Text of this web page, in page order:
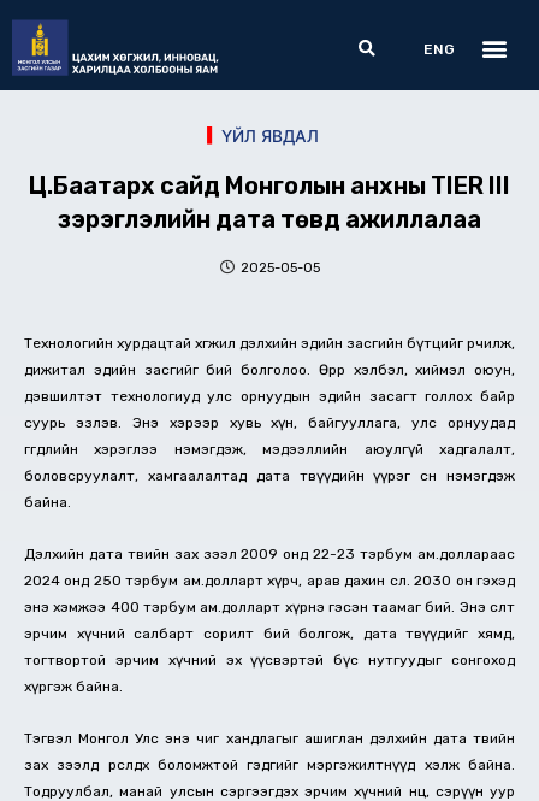
content
Search
ENG
ҮЙЛ ЯВДАЛ
Ц.Баатархүү сайд Монголын анхны TIER III
зэрэглэлийн дата төвд ажиллалаа
2025-05-05
Технологийн хурдацтай хөгжил дэлхийн эдийн засгийн бүтцийг өөрчилж,
дижитал эдийн засгийг бий болголоо. Өөрөөр хэлбэл, хиймэл оюун,
дэвшилтэт технологиуд улс орнуудын эдийн засагт голлох байр
суурь эзлэв. Энэ хэрээр хувь хүн, байгууллага, улс орнуудад
өгөгдлийн хэрэглээ нэмэгдэж, мэдээллийн аюулгүй хадгалалт,
боловсруулалт, хамгаалалтад дата төвүүдийн үүрэг өсөн нэмэгдэж
байна.
Дэлхийн дата төвийн зах зээл 2009 онд 22-23 тэрбум ам.доллараас
2024 онд 250 тэрбум ам.долларт хүрч, арав дахин өслөө. 2030 он гэхэд
энэ хэмжээ 400 тэрбум ам.долларт хүрнэ гэсэн таамаг бий. Энэ өсөлт
эрчим хүчний салбарт сорилт бий болгож, дата төвүүдийг хямд,
тогтвортой эрчим хүчний эх үүсвэртэй бүс нутгуудыг сонгоход
хүргэж байна.
Тэгвэл Монгол Улс энэ чиг хандлагыг ашиглан дэлхийн дата төвийн
зах зээлд өрсөлдөх боломжтой гэдгийг мэргэжилтнүүд хэлж байна.
Тодруулбал, манай улсын сэргээгдэх эрчим хүчний нөөц, сэрүүн уур